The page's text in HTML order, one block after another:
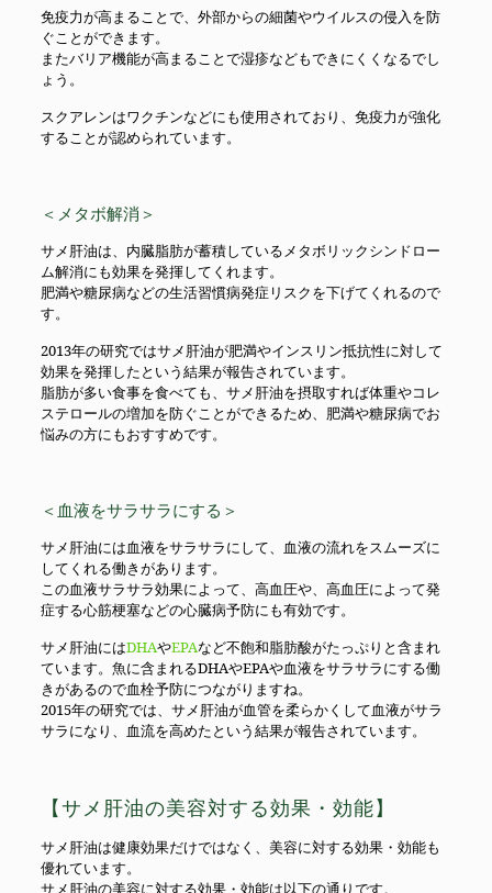
免疫力が高まることで、外部からの細菌やウイルスの侵入を防
ぐことができます。
またバリア機能が高まることで湿疹などもできにくくなるでし
ょう。
スクアレンはワクチンなどにも使用されており、免疫力が強化
することが認められています。
＜メタボ解消＞
サメ肝油は、内臓脂肪が蓄積しているメタボリックシンドロー
ム解消にも効果を発揮してくれます。
肥満や糖尿病などの生活習慣病発症リスクを下げてくれるので
す。
2013年の研究ではサメ肝油が肥満やインスリン抵抗性に対して
効果を発揮したという結果が報告されています。
脂肪が多い食事を食べても、サメ肝油を摂取すれば体重やコレ
ステロールの増加を防ぐことができるため、肥満や糖尿病でお
悩みの方にもおすすめです。
＜血液をサラサラにする＞
サメ肝油には血液をサラサラにして、血液の流れをスムーズに
してくれる働きがあります。
この血液サラサラ効果によって、高血圧や、高血圧によって発
症する心筋梗塞などの心臓病予防にも有効です。
サメ肝油にはDHAやEPAなど不飽和脂肪酸がたっぷりと含まれ
ています。魚に含まれるDHAやEPAや血液をサラサラにする働
きがあるので血栓予防につながりますね。
2015年の研究では、サメ肝油が血管を柔らかくして血液がサラ
サラになり、血流を高めたという結果が報告されています。
【サメ肝油の美容対する効果・効能】
サメ肝油は健康効果だけではなく、美容に対する効果・効能も
優れています。
サメ肝油の美容に対する効果・効能は以下の通りです。